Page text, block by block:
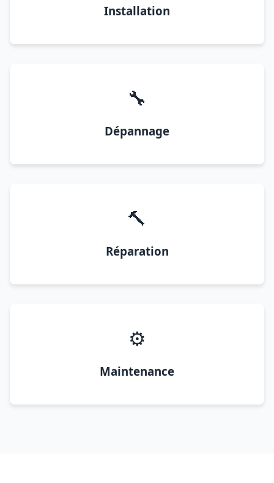
Installation
🔧
Dépannage
🔨
Réparation
⚙️
Maintenance